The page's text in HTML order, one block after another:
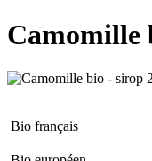
Camomille
Bio français